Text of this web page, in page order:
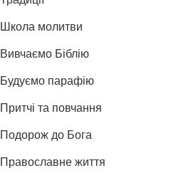
Школа молитви
Вивчаємо Біблію
Будуємо парафію
Притчі та повчання
Подорож до Бога
Православне життя